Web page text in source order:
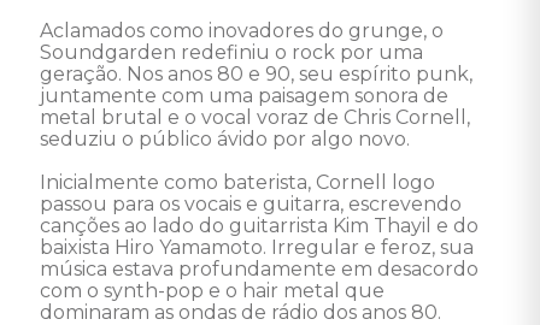
Aclamados como inovadores do grunge, o
Soundgarden redefiniu o rock por uma
geração. Nos anos 80 e 90, seu espírito punk,
juntamente com uma paisagem sonora de
metal brutal e o vocal voraz de Chris Cornell,
seduziu o público ávido por algo novo.
Inicialmente como baterista, Cornell logo
passou para os vocais e guitarra, escrevendo
canções ao lado do guitarrista Kim Thayil e do
baixista Hiro Yamamoto. Irregular e feroz, sua
música estava profundamente em desacordo
com o synth-pop e o hair metal que
dominaram as ondas de rádio dos anos 80.